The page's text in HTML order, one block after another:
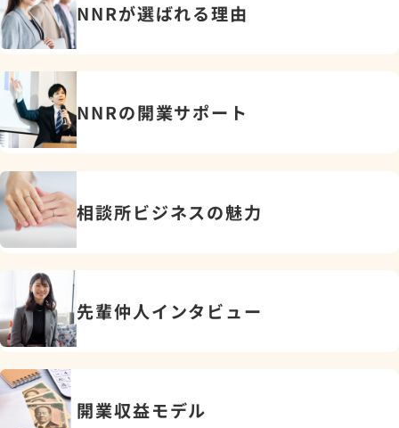
NNRが選ばれる理由
NNRの開業サポート
相談所ビジネスの魅力
先輩仲人インタビュー
開業収益モデル